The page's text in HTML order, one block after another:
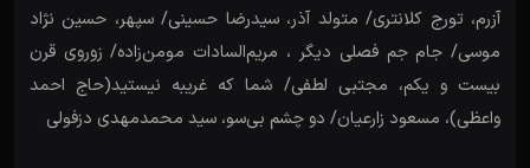
آزرم، تورج کلانتری/ متولد آذر، سیدرضا حسینی/ سپهر، حسین نژاد
موسی/ جام جم فصلی دیگر ، مریم‌السادات مومن‌زاده/ زوروی قرن
بیست و یکم، مجتبی لطفی/ شما که غریبه نیستید(حاج احمد
واعظی)، مسعود زارعیان/ دو چشم بی‌سو، سید محمدمهدی دزفولی